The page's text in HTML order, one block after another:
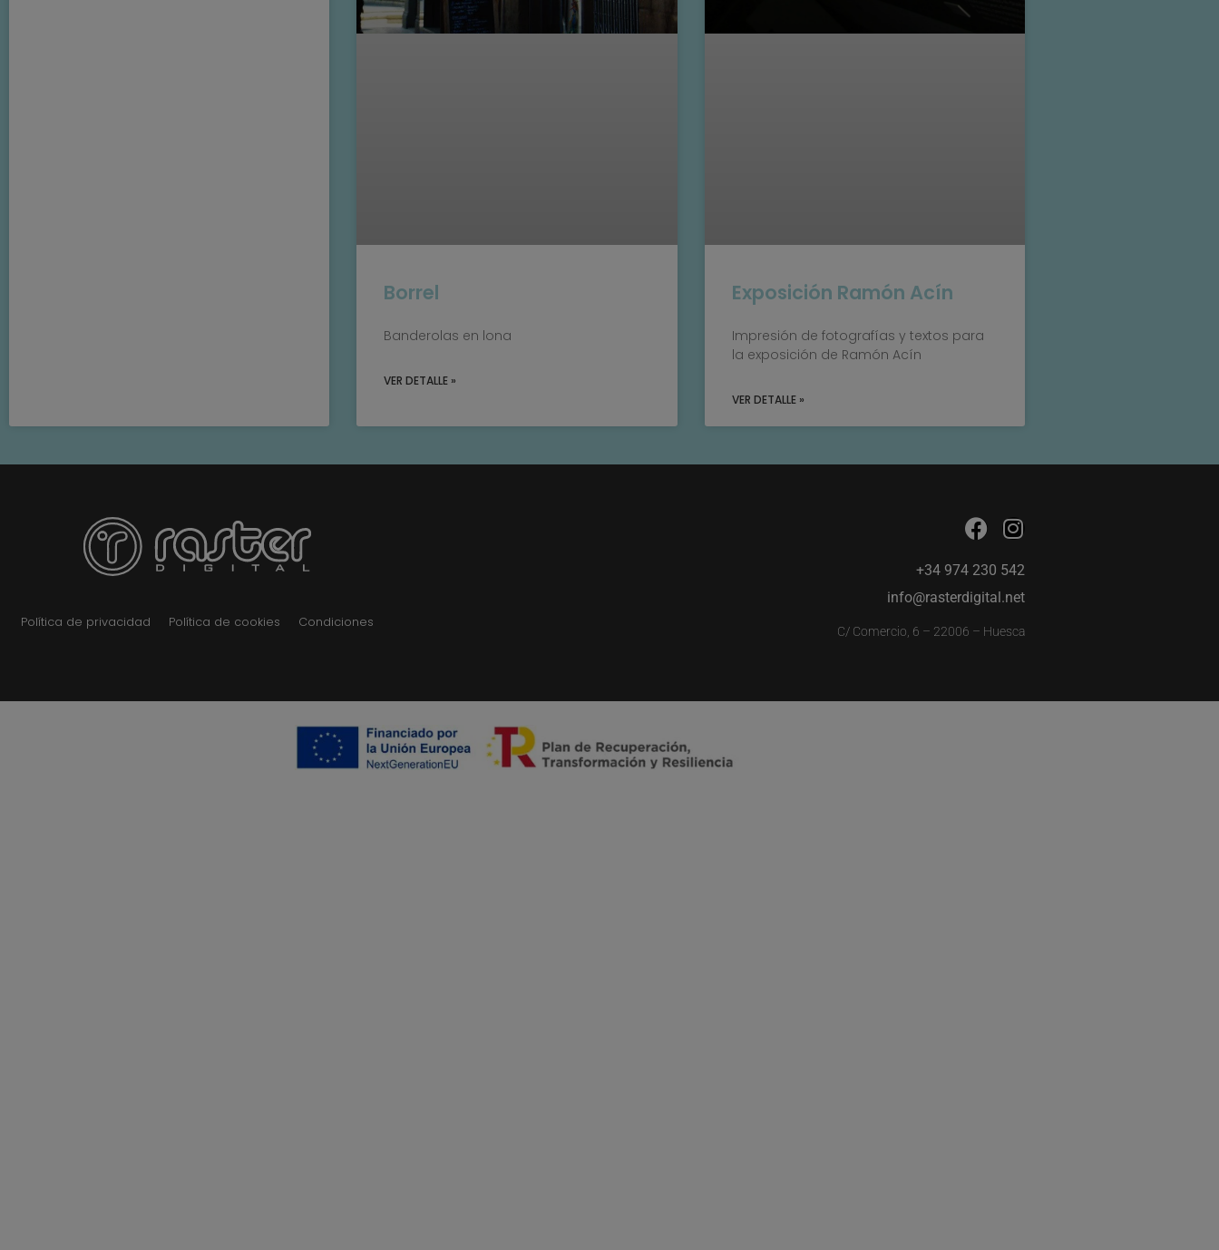
Borrel
Banderolas en lona
VER DETALLE »
Exposición Ramón Acín
Impresión de fotografías y textos para
la exposición de Ramón Acín
VER DETALLE »
Política de privacidad Política de cookies Condiciones
+34 974 230 542
info@rasterdigital.net
C/ Comercio, 6 – 22006 – Huesca